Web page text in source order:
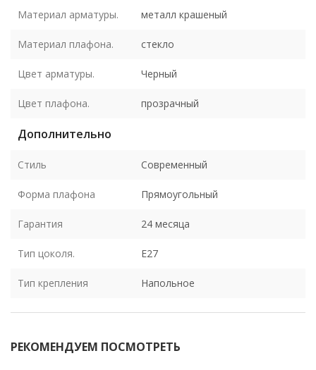
Материал арматуры. металл крашеный
Материал плафона. стекло
Цвет арматуры. Черный
Цвет плафона. прозрачный
Дополнительно
Стиль Современный
Форма плафона Прямоугольный
Гарантия 24 месяца
Тип цоколя. E27
Тип крепления Напольное
РЕКОМЕНДУЕМ ПОСМОТРЕТЬ